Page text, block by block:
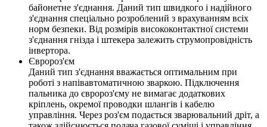
байонетне з'єднання. Даний тип швидкого і надійного
з'єднання спеціально розроблений з врахуванням всіх
норм безпеки. Від розмірів висококонтактної системи
з'єднання гнізда і штекера залежить струмопровідність
інвертора.
Євророз'єм
Даний тип з'єднання вважається оптимальним при
роботі з напівавтоматичною зваркою. Підключення
пальника до євророз'єму не вимагає додаткових
кріплень, окремої проводки шлангів і кабелю
управління. Через роз'єм подається зварювальний дріт, а